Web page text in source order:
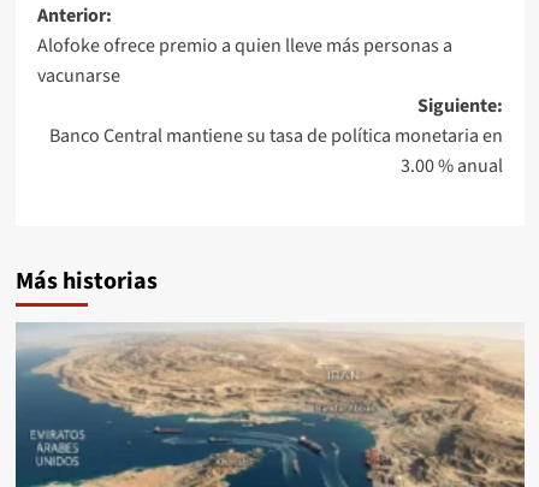
Anterior:
Alofoke ofrece premio a quien lleve más personas a
vacunarse
Siguiente:
Banco Central mantiene su tasa de política monetaria en
3.00 % anual
Más historias